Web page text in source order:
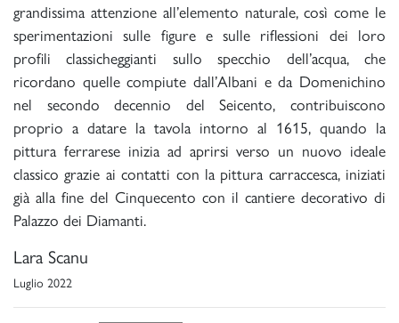
grandissima attenzione all’elemento naturale, così come le
sperimentazioni sulle figure e sulle riflessioni dei loro
profili classicheggianti sullo specchio dell’acqua, che
ricordano quelle compiute dall’Albani e da Domenichino
nel secondo decennio del Seicento, contribuiscono
proprio a datare la tavola intorno al 1615, quando la
pittura ferrarese inizia ad aprirsi verso un nuovo ideale
classico grazie ai contatti con la pittura carraccesca, iniziati
già alla fine del Cinquecento con il cantiere decorativo di
Palazzo dei Diamanti.
Lara Scanu
Luglio 2022